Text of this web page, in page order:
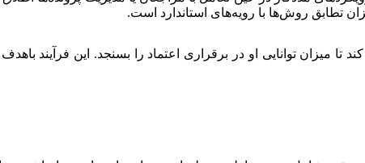
تطابق روش‌ها با رویه‌های استاندارد است.
تا میزان توانایی او در برقراری اعتماد را بسنجد. این فرآیند